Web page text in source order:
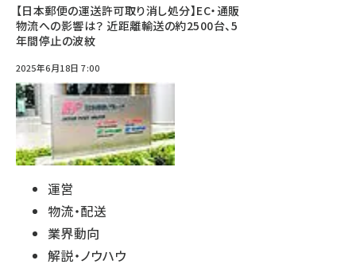
【日本郵便の運送許可取り消し処分】EC・通販
物流への影響は？ 近距離輸送の約2500台、5
年間停止の波紋
2025年6月18日 7:00
運営
物流・配送
業界動向
解説・ノウハウ